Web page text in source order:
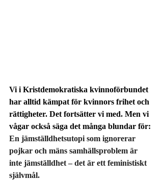
Vi i Kristdemokratiska kvinnoförbundet
har alltid kämpat för kvinnors frihet och
rättigheter. Det fortsätter vi med. Men vi
vågar också säga det många blundar för:
En jämställdhetsutopi som ignorerar
pojkar och mäns samhällsproblem är
inte jämställdhet – det är ett feministiskt
självmål.